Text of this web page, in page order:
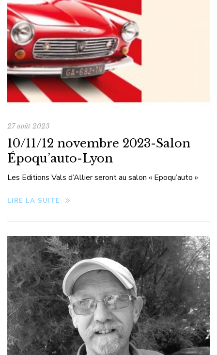
27 août 2023
10/11/12 novembre 2023-Salon
Époqu’auto-Lyon
Les Editions Vals d’Allier seront au salon « Epoqu’auto »
LIRE LA SUITE